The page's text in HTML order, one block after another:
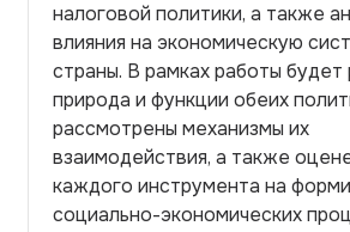
налоговой политики, а также
влияния на экономическую
страны. В рамках работы будет
природа и функции обеих
рассмотрены механизмы их
взаимодействия, а также
каждого инструмента на
социально-экономических